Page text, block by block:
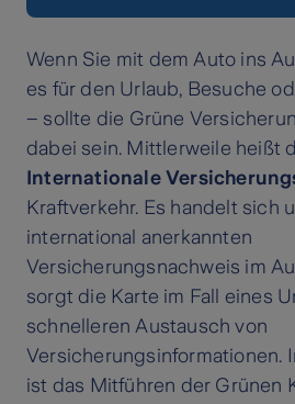
Wenn Sie mit dem Auto ins
es für den Urlaub, Besuche
– sollte die Grüne
dabei sein. Mittlerweile heißt
Internationale
Kraftverkehr. Es handelt sich
international anerkannten
Versicherungsnachweis im
sorgt die Karte im Fall eines
schnelleren Austausch von
Versicherungsinformationen.
ist das Mitführen der Grünen